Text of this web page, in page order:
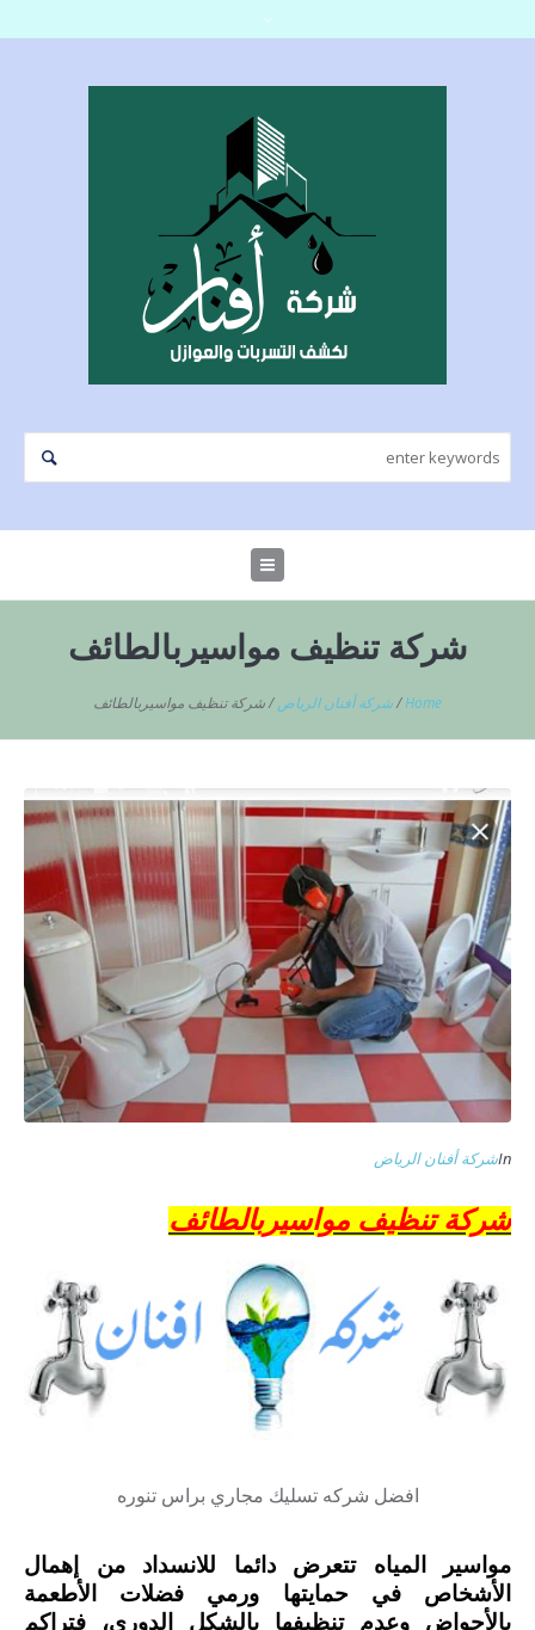
شركة تنظيف مواسيربالطائف
Home
/شركة أفنان الرياض /شركة تنظيف مواسيربالطائف
Inشركة أفنان الرياض
شركة تنظيف مواسيربالطائف
افضل شركه تسليك مجاري براس تنوره
مواسير المياه تتعرض دائما للانسداد من إهمال
الأشخاص في حمايتها ورمي فضلات الأطعمة
بالأحواض وعدم تنظيفها بالشكل الدوري، فتراكم